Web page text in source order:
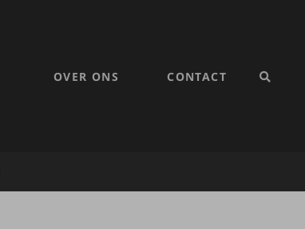
OVER ONS CONTACT